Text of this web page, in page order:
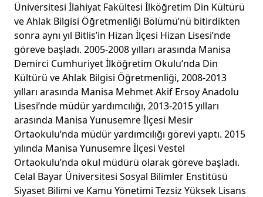
Üniversitesi İlahiyat Fakültesi İlköğretim Din Kültürü
ve Ahlak Bilgisi Öğretmenliği Bölümü’nü bitirdikten
sonra aynı yıl Bitlis’in Hizan İlçesi Hizan Lisesi’nde
göreve başladı. 2005-2008 yılları arasında Manisa
Demirci Cumhuriyet İlköğretim Okulu’nda Din
Kültürü ve Ahlak Bilgisi Öğretmenliği, 2008-2013
yılları arasında Manisa Mehmet Akif Ersoy Anadolu
Lisesi’nde müdür yardımcılığı, 2013-2015 yılları
arasında Manisa Yunusemre İlçesi Mesir
Ortaokulu’nda müdür yardımcılığı görevi yaptı. 2015
yılında Manisa Yunusemre İlçesi Vestel
Ortaokulu’nda okul müdürü olarak göreve başladı.
Celal Bayar Üniversitesi Sosyal Bilimler Enstitüsü
Siyaset Bilimi ve Kamu Yönetimi Tezsiz Yüksek Lisans